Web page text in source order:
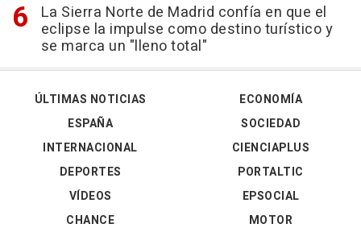
La Sierra Norte de Madrid confía en que el
eclipse la impulse como destino turístico y
se marca un "lleno total"
ÚLTIMAS NOTICIAS
ESPAÑA
INTERNACIONAL
DEPORTES
VÍDEOS
ECONOMÍA
SOCIEDAD
CIENCIAPLUS
PORTALTIC
EPSOCIAL
CHANCE
MOTOR